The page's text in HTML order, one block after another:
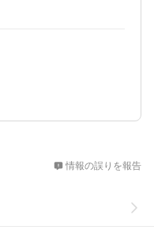
情報の誤りを報告